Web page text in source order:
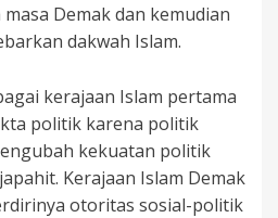
Demak dan kemudian
dakwah Islam.
kerajaan Islam pertama
politik karena politik
kekuatan politik
Kerajaan Islam Demak
otoritas sosial-politik